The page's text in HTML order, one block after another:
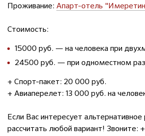
Проживание: Апарт-отель
Стоимость:
15000 руб. — на человека при
24500 руб. — при одноместном
+ Спорт-пакет: 20 000 руб.
+ Авиаперелет: 13 000 руб. на
Если Вас интересует
рассчитать любой вариант!